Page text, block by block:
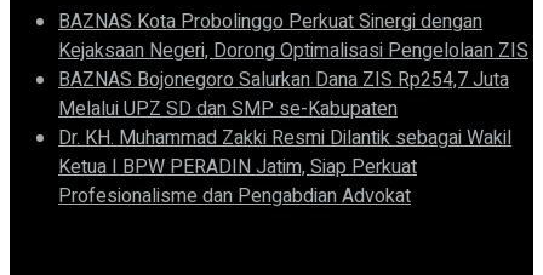
BAZNAS Kota Probolinggo Perkuat Sinergi dengan
Kejaksaan Negeri, Dorong Optimalisasi Pengelolaan ZIS
BAZNAS Bojonegoro Salurkan Dana ZIS Rp254,7 Juta
Melalui UPZ SD dan SMP se-Kabupaten
Dr. KH. Muhammad Zakki Resmi Dilantik sebagai Wakil
Ketua I BPW PERADIN Jatim, Siap Perkuat
Profesionalisme dan Pengabdian Advokat